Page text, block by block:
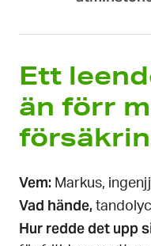
Ett
än förr
Vem: Markus,
Vad hände,
​​​​​​​Hur redde det upp